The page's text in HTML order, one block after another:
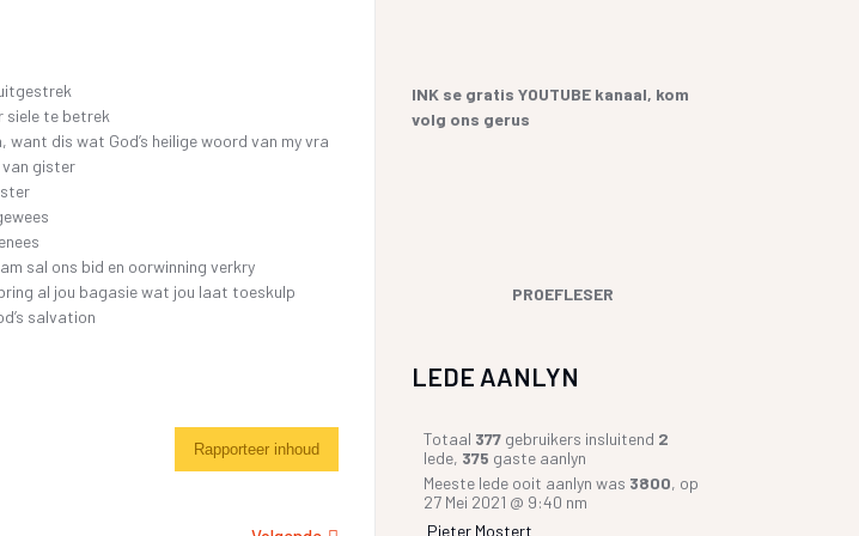
2017 – 2DE GALA-AAND
2016 – 1STE GALA AAND
VERGETE HELDE UIT DIE GESKIEDENIS
VRYSTAATSTORIES DEUR HENNING VAN
ASWEGEN
‘N KOPKRAPPERY OOR KOPPELTEKENS
PLAGIAAT/LETTERDIEFSTAL
siele te betrek
want dis wat God’s heilige woord van my vra
van gister
sal ons bid en oorwinning verkry
al jou bagasie wat jou laat toeskulp
salvation
Rapporteer inhoud
INK se gratis YOUTUBE kanaal, kom
volg ons gerus
PROEFLESER
LEDE AANLYN
Totaal 377gebruikers insluitend 2
lede, 375 gaste aanlyn
Meeste lede ooit aanlyn was 3800, op
27 Mei 2021 @ 9:40 nm
Pieter Mostert